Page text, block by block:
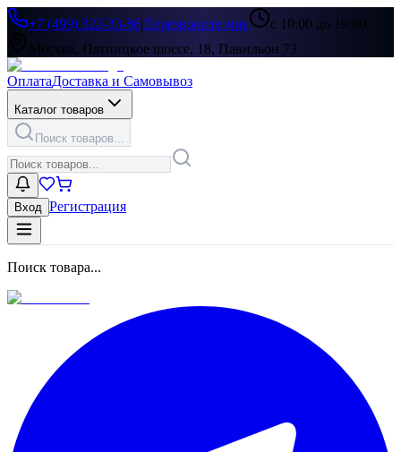
+7 (499) 322-33-86|Перезвоните мне
с 10:00 до 19:00
Москва, Пятницкое шоссе, 18, Павильон 73
ОплатаДоставка и Самовывоз
Каталог товаров
Поиск товаров...
Вход Регистрация
Поиск товара...